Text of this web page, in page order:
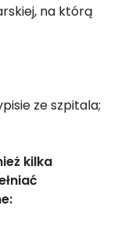
na którą
ze szpitala;
kilka